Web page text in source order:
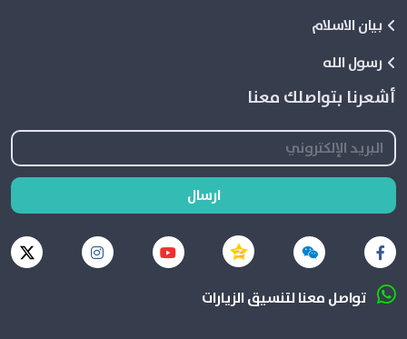
بيان الاسلام
رسول الله
أشعرنا بتواصلك معنا
ارسال
تواصل معنا لتنسيق الزيارات